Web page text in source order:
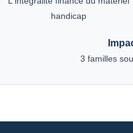
handicap
3 familles